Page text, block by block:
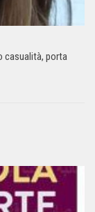
casualità, porta